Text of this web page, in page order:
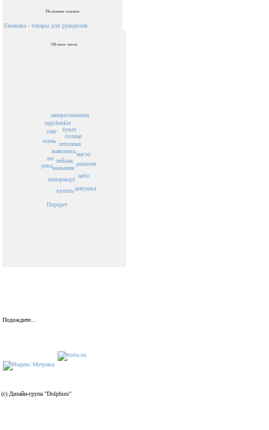
Полезные ссылки
Ежевика - товары для рукоделия
Облако тегов
пейзаж
названия
живопись
лето
натюрморт
купить
солнце
лес
зима
осень
букет
масло
река
снег
tegicheskie
реализм
небо
импрессионизм
Портрет
девушка
Подождите...
(c) Дизайн-група "Dolphins"